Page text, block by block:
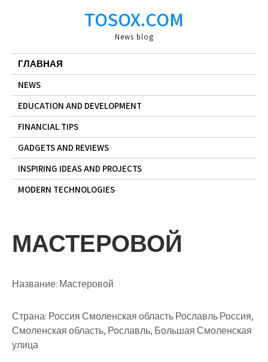
TOSOX.COM
News blog
ГЛАВНАЯ
NEWS
EDUCATION AND DEVELOPMENT
FINANCIAL TIPS
GADGETS AND REVIEWS
INSPIRING IDEAS AND PROJECTS
MODERN TECHNOLOGIES
МАСТЕРОВОЙ
Название: Мастеровой
Страна: Россия Смоленская область Рославль Россия,
Смоленская область, Рославль, Большая Смоленская
улица